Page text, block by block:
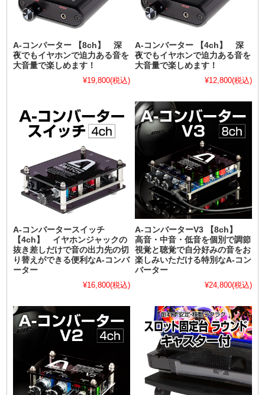
A-コンバーター 【8ch】 深
夜でもイヤホンで迫力ある音を
大音量で楽しめます！
¥19,800(税込)
A-コンバーター 【4ch】 深
夜でもイヤホンで迫力ある音を
大音量で楽しめます！
¥12,800(税込)
A-コンバータースイッチ
【4ch】 イヤホンジャックの
抜き差しだけで音の出力先の切
り替えができる便利なA-コンバ
ーター
¥16,800(税込)
A-コンバーターV3 【8ch】
高音・中音・低音を個別で調節
視覚と聴覚で自分好みの音をお
楽しみいただける特別なA-コン
バーター
¥24,800(税込)